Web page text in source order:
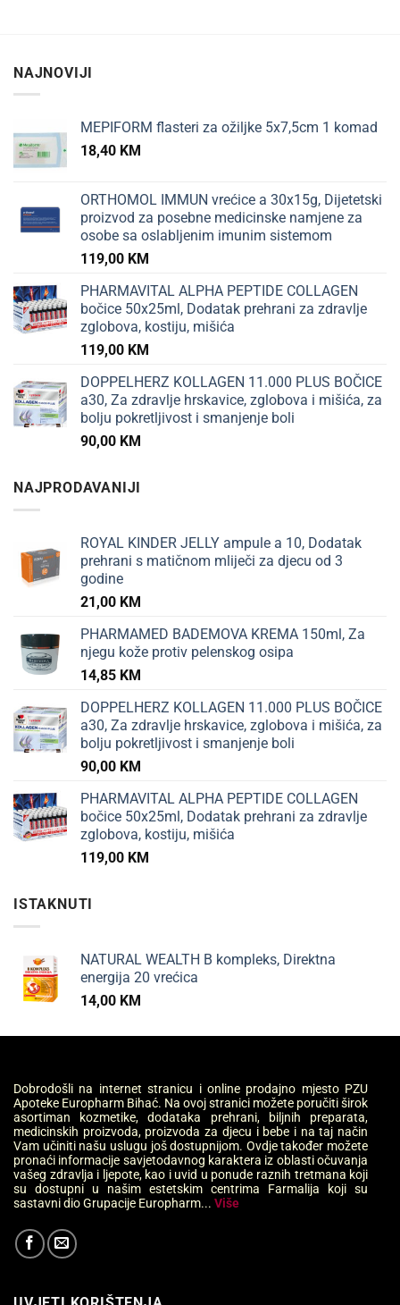
NAJNOVIJI
MEPIFORM flasteri za ožiljke 5x7,5cm 1 komad
18,40 KM
ORTHOMOL IMMUN vrećice a 30x15g, Dijetetski
proizvod za posebne medicinske namjene za
osobe sa oslabljenim imunim sistemom
119,00 KM
PHARMAVITAL ALPHA PEPTIDE COLLAGEN
bočice 50x25ml, Dodatak prehrani za zdravlje
zglobova, kostiju, mišića
119,00 KM
DOPPELHERZ KOLLAGEN 11.000 PLUS BOČICE
a30, Za zdravlje hrskavice, zglobova i mišića, za
bolju pokretljivost i smanjenje boli
90,00 KM
NAJPRODAVANIJI
ROYAL KINDER JELLY ampule a 10, Dodatak
prehrani s matičnom mliječi za djecu od 3
godine
21,00 KM
PHARMAMED BADEMOVA KREMA 150ml, Za
njegu kože protiv pelenskog osipa
14,85 KM
DOPPELHERZ KOLLAGEN 11.000 PLUS BOČICE
a30, Za zdravlje hrskavice, zglobova i mišića, za
bolju pokretljivost i smanjenje boli
90,00 KM
PHARMAVITAL ALPHA PEPTIDE COLLAGEN
bočice 50x25ml, Dodatak prehrani za zdravlje
zglobova, kostiju, mišića
119,00 KM
ISTAKNUTI
NATURAL WEALTH B kompleks, Direktna
energija 20 vrećica
14,00 KM
Dobrodošli na internet stranicu i online prodajno mjesto PZU
Apoteke Europharm Bihać. Na ovoj stranici možete poručiti širok
asortiman kozmetike, dodataka prehrani, biljnih preparata,
medicinskih proizvoda, proizvoda za djecu i bebe i na taj način
Vam učiniti našu uslugu još dostupnijom. Ovdje također možete
pronaći informacije savjetodavnog karaktera iz oblasti očuvanja
vašeg zdravlja i ljepote, kao i uvid u ponude raznih tretmana koji
su dostupni u našim estetskim centrima Farmalija koji su
sastavni dio Grupacije Europharm... Više